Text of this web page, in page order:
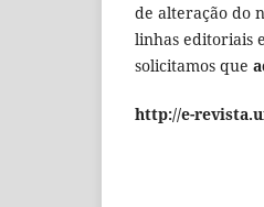
de alteração do
linhas editoriais
solicitamos que
http://e-